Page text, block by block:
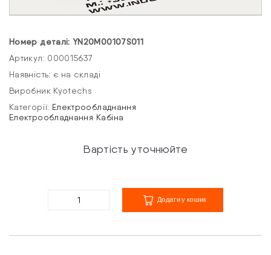
Номер деталі: YN20M00107S011
Артикул: 000015637
Наявність: є на складі
Виробник Kyotechs
Категорії: Електрообладнання
Електрообладнання Кабіна
Вартість уточнюйте
Додати у кошик